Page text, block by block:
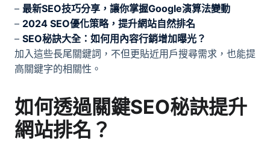
– 最新SEO技巧分享，讓你掌握Google演算法變動
– 2024 SEO優化策略，提升網站自然排名
– SEO秘訣大全：如何用內容行銷增加曝光？
加入這些長尾關鍵詞，不但更貼近用戶搜尋需求，也能提
高關鍵字的相關性。
如何透過關鍵SEO秘訣提升
網站排名？